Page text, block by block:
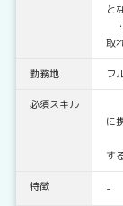
と
取
勤務地 フ
必須スキル
に
す
特徴 -